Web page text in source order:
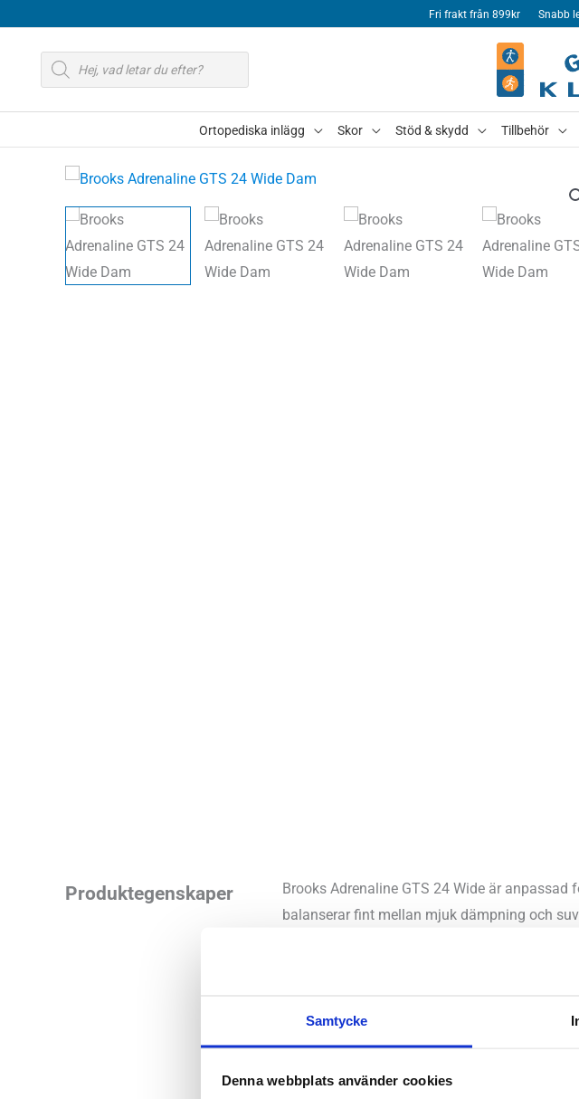
Samtycke
Denna webbplats använder cookies
Fri frakt från 899kr Snabb
Produktsökning
Ortopediska inlägg Skor Stöd & skydd Tillbehör
Produktegenskaper
Brooks Adrenaline GTS 24 Wide är
balanserar fint mellan mjuk dämpning och
skon du väljer till de flesta av dina löppass
Läst:Bred
Fotvalv:Normala, höga, låga